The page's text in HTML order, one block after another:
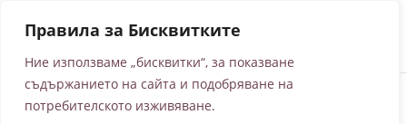
Правила за Бисквитките
Ние използваме „бисквитки“, за показване
съдържанието на сайта и подобряване на
потребителското изживяване.